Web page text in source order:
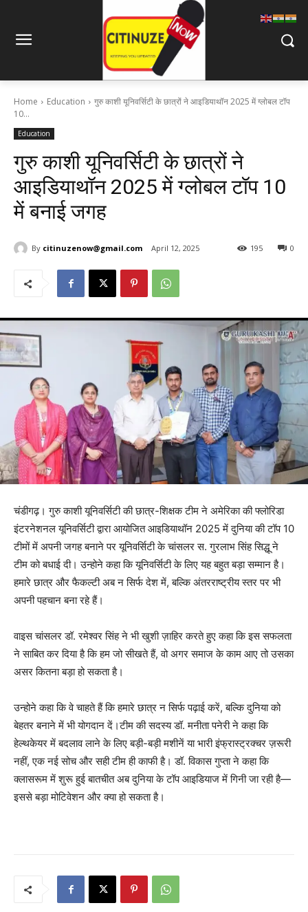
Home Education
गुरु काशी यूनिवर्सिटी के छात्रों ने आइडियाथॉन 2025 में ग्लोबल टॉप
10...
Education
गुरु काशी यूनिवर्सिटी के छात्रों ने
आइडियाथॉन 2025 में ग्लोबल टॉप 10
में बनाई जगह
By citinuzenow@gmail.com April 12, 2025 0
195
चंडीगढ़। गुरु काशी यूनिवर्सिटी की छात्र-शिक्षक टीम ने अमेरिका की फ्लोरिडा
इंटरनेशनल यूनिवर्सिटी द्वारा आयोजित आइडियाथॉन 2025 में दुनिया की टॉप 10
टीमों में अपनी जगह बनाने पर यूनिवर्सिटी के चांसलर स. गुरलाभ सिंह सिद्धू ने
टीम को बधाई दी। उन्होने कहा कि यूनिवर्सिटी के लिए यह बहुत बड़ा सम्मान है।
हमारे छात्र और फैकल्टी अब न सिर्फ देश में, बल्कि अंतरराष्ट्रीय स्तर पर भी
अपनी पहचान बना रहे हैं।
वाइस चांसलर डॉ. रमेश्वर सिंह ने भी खुशी ज़ाहिर करते हुए कहा कि इस सफलता
ने साबित कर दिया है कि हम जो सीखते हैं, वो अगर समाज के काम आए तो उसका
असर कितना बड़ा हो सकता है।
उन्होने कहा कि वे चाहते हैं कि हमारे छात्र न सिर्फ पढ़ाई करें, बल्कि दुनिया को
बेहतर बनाने में भी योगदान दें।टीम की सदस्य डॉ. मनीता पनेरी ने कहा कि
हेल्थकेयर में बदलाव लाने के लिए बड़ी-बड़ी मशीनें या भारी इंफ्रास्ट्रक्चर ज़रूरी
नहीं, एक नई सोच और सही टीम ही काफी है। डॉ. विकास गुप्ता ने कहा कि
क्लासरूम में शुरू हुई बातचीत अब दुनिया के टॉप आइडियाज में गिनी जा रही है—
इससे बड़ा मोटिवेशन और क्या हो सकता है।